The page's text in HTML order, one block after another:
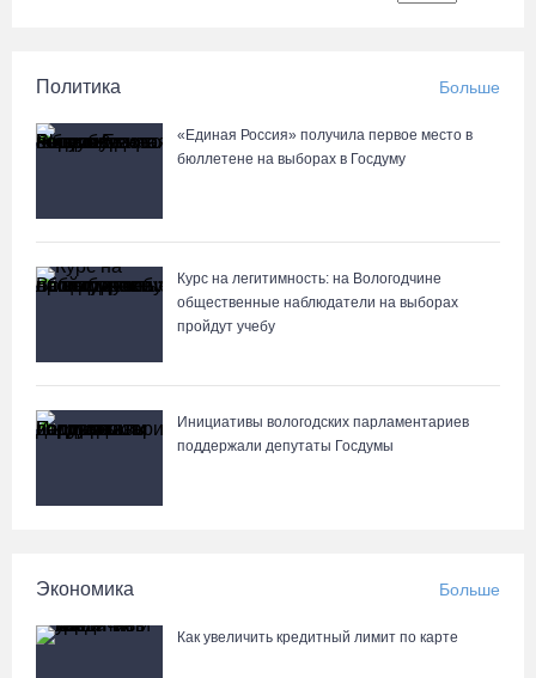
Политика Больше
«Единая Россия» получила первое место в
бюллетене на выборах в Госдуму
Курс на легитимность: на Вологодчине
общественные наблюдатели на выборах
пройдут учебу
Инициативы вологодских парламентариев
поддержали депутаты Госдумы
Экономика Больше
Как увеличить кредитный лимит по карте